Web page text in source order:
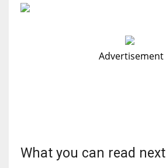
Advertisement
What you can read next